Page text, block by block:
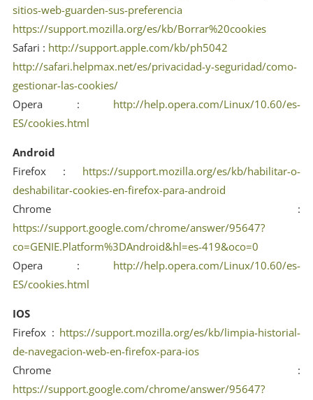
sitios-web-guarden-sus-preferencia
https://support.mozilla.org/es/kb/Borrar%20cookies
Safari : http://support.apple.com/kb/ph5042
http://safari.helpmax.net/es/privacidad-y-seguridad/como-
gestionar-las-cookies/
Opera : http://help.opera.com/Linux/10.60/es-
ES/cookies.html
Android
Firefox : https://support.mozilla.org/es/kb/habilitar-o-
deshabilitar-cookies-en-firefox-para-android
Chrome :
https://support.google.com/chrome/answer/95647?
co=GENIE.Platform%3DAndroid&hl=es-419&oco=0
Opera : http://help.opera.com/Linux/10.60/es-
ES/cookies.html
IOS
Firefox : https://support.mozilla.org/es/kb/limpia-historial-
de-navegacion-web-en-firefox-para-ios
Chrome :
https://support.google.com/chrome/answer/95647?